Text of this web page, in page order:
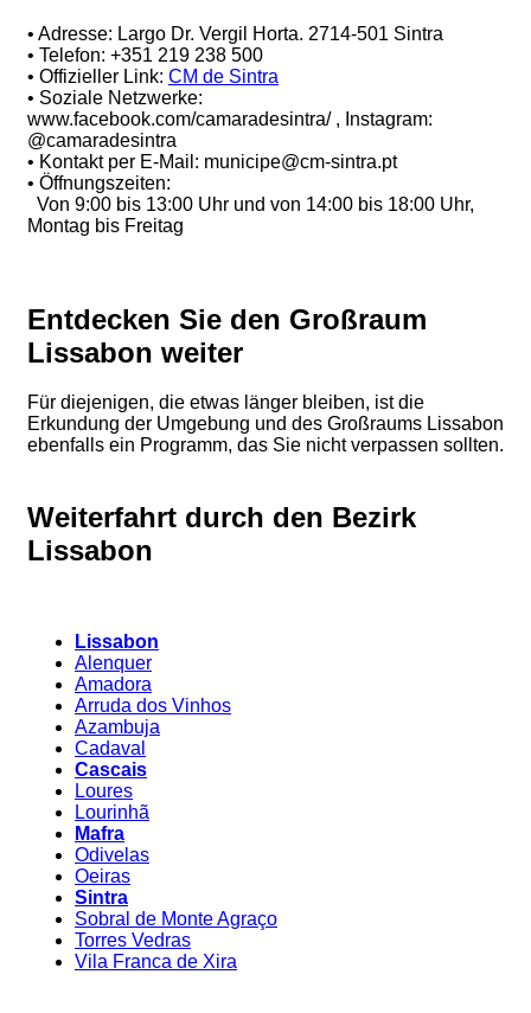
• Adresse: Largo Dr. Vergil Horta. 2714-501 Sintra
• Telefon: +351 219 238 500
• Offizieller Link: CM de Sintra
• Soziale Netzwerke:
www.facebook.com/camaradesintra/ , Instagram:
@camaradesintra
• Kontakt per E-Mail: municipe@cm-sintra.pt
• Öffnungszeiten:
Von 9:00 bis 13:00 Uhr und von 14:00 bis 18:00 Uhr,
Montag bis Freitag
Entdecken Sie den Großraum
Lissabon weiter
Für diejenigen, die etwas länger bleiben, ist die
Erkundung der Umgebung und des Großraums Lissabon
ebenfalls ein Programm, das Sie nicht verpassen sollten.
Weiterfahrt durch den Bezirk
Lissabon
Lissabon
Alenquer
Amadora
Arruda dos Vinhos
Azambuja
Cadaval
Cascais
Loures
Lourinhã
Mafra
Odivelas
Oeiras
Sintra
Sobral de Monte Agraço
Torres Vedras
Vila Franca de Xira